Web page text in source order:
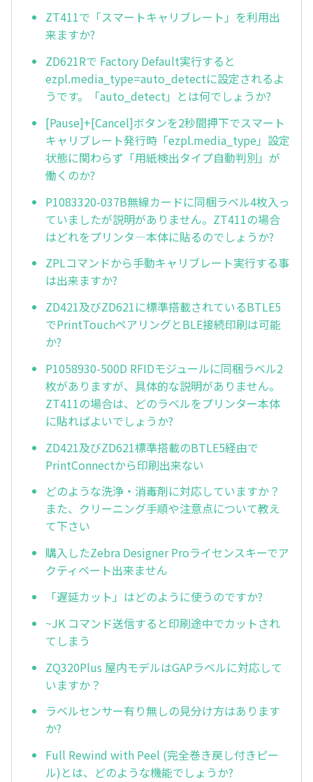
ZT411で「スマートキャリブレート」を利用出
来ますか?
ZD621Rで Factory Default実行すると
ezpl.media_type=auto_detectに設定されるよ
うです。「auto_detect」とは何でしょうか?
[Pause]+[Cancel]ボタンを2秒間押下でスマート
キャリブレート発行時「ezpl.media_type」設定
状態に関わらず「用紙検出タイプ自動判別」が
働くのか?
P1083320-037B無線カードに同梱ラベル4枚入っ
ていましたが説明がありません。ZT411の場合
はどれをプリンタ—本体に貼るのでしょうか?
ZPLコマンドから手動キャリブレート実行する事
は出来ますか?
ZD421及びZD621に標準搭載されているBTLE5
でPrintTouchペアリングとBLE接続印刷は可能
か?
P1058930-500D RFIDモジュールに同梱ラベル2
枚がありますが、具体的な説明がありません。
ZT411の場合は、どのラベルをプリンター本体
に貼ればよいでしょうか?
ZD421及びZD621標準搭載のBTLE5経由で
PrintConnectから印刷出来ない
どのような洗浄・消毒剤に対応していますか？
また、クリーニング手順や注意点について教え
て下さい
購入したZebra Designer Proライセンスキーでア
クティベート出来ません
「遅延カット」はどのように使うのですか?
~JK コマンド送信すると印刷途中でカットされ
てしまう
ZQ320Plus 屋内モデルはGAPラベルに対応して
いますか？
ラベルセンサー有り無しの見分け方はあります
か?
Full Rewind with Peel (完全巻き戻し付きピー
ル)とは、どのような機能でしょうか?